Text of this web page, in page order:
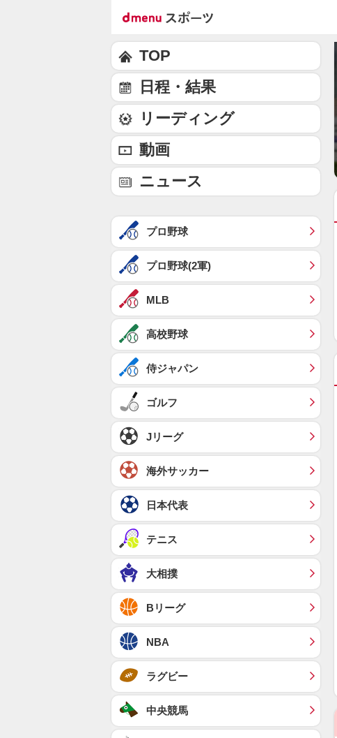
TOP
日程・結果
リーディング
動画
ニュース
プロ野球
プロ野球(2軍)
MLB
高校野球
侍ジャパン
ゴルフ
Jリーグ
海外サッカー
日本代表
テニス
大相撲
Bリーグ
NBA
ラグビー
中央競馬